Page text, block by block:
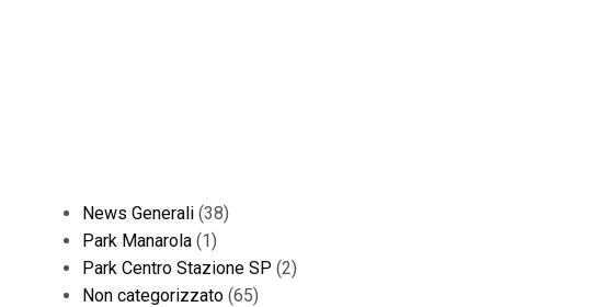
News Generali (38)
Park Manarola (1)
Park Centro Stazione SP (2)
Non categorizzato (65)